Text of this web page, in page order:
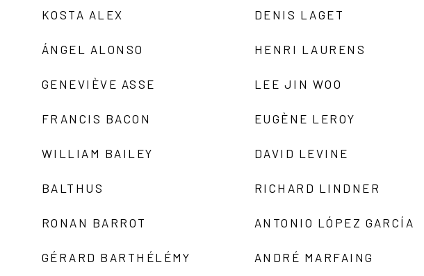
KOSTA ALEX
ÁNGEL ALONSO
GENEVIÈVE ASSE
FRANCIS BACON
WILLIAM BAILEY
BALTHUS
RONAN BARROT
GÉRARD BARTHÉLÉMY
DENIS LAGET
HENRI LAURENS
LEE JIN WOO
EUGÈNE LEROY
DAVID LEVINE
RICHARD LINDNER
ANTONIO LÓPEZ GARCÍA
ANDRÉ MARFAING